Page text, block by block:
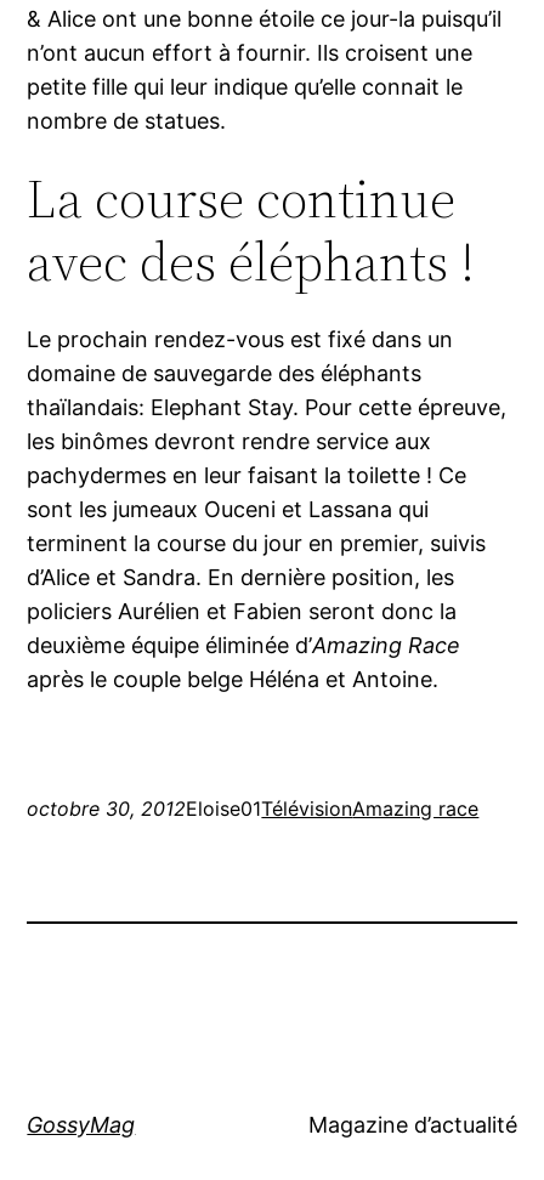
& Alice ont une bonne étoile ce jour-la puisqu’il
n’ont aucun effort à fournir. Ils croisent une
petite fille qui leur indique qu’elle connait le
nombre de statues.
La course continue
avec des éléphants !
Le prochain rendez-vous est fixé dans un
domaine de sauvegarde des éléphants
thaïlandais: Elephant Stay. Pour cette épreuve,
les binômes devront rendre service aux
pachydermes en leur faisant la toilette ! Ce
sont les jumeaux Ouceni et Lassana qui
terminent la course du jour en premier, suivis
d’Alice et Sandra. En dernière position, les
policiers Aurélien et Fabien seront donc la
deuxième équipe éliminée d’Amazing Race
après le couple belge Héléna et Antoine.
octobre 30, 2012Eloise01TélévisionAmazing race
GossyMag Magazine d’actualité